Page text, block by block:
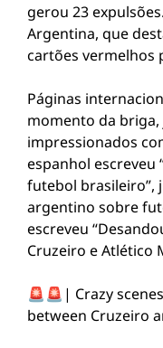
gerou 23
Argentina, que
cartões vermelhos
Páginas
momento da
impressionados
espanhol escreveu
futebol brasileiro”,
argentino sobre
escreveu
Cruzeiro e Atlético
🚨🚨| Crazy
between Cruzeiro